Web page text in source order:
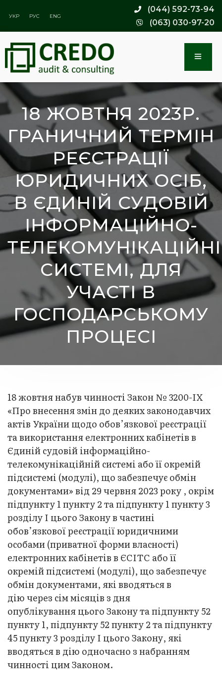
УКР РУС ENG
(044) 592-73-94
(063) 030-97-20
18 ЖОВТНЯ 2023Р.
ГРАНИЧНИЙ ТЕРМІН
РЕЄСТРАЦІЇ
ЮРИДИЧНИХ ОСІБ,
В ЄДИНІЙ СУДОВІЙ
ІНФОРМАЦІЙНО-
СИСТЕМІ, ДЛЯ
УЧАСТІ В
ГОСПОДАРСЬКОМУ
ПРОЦЕСІ
18 жовтня набув чинності Закон № 3200-IX
«Про внесення змін до деяких законодавчих
актів України щодо обов’язкової реєстрації
та використання електронних кабінетів в
Єдиній судовій інформаційно-
телекомунікаційній системі або її окремій
підсистемі (модулі), що забезпечує обмін
документами» від 29 червня 2023 року , окрім
підпункту 1 пункту 2 та підпункту 1 пункту 3
розділу I цього Закону в частині
обов’язкової реєстрації юридичними
особами(приватної форми власності)
електронних кабінетів в ЄСІТС або її
окремій підсистемі (модулі), що забезпечує
обмін документами, які вводяться в
дію через сім місяців з дня
опублікування цього Закону та підпункту 52
пункту 1, підпункту 52 пункту 2 та підпункту
45 пункту 3 розділу I цього Закону, які
вводяться в дію одночасно з набранням
чинності цим Законом.